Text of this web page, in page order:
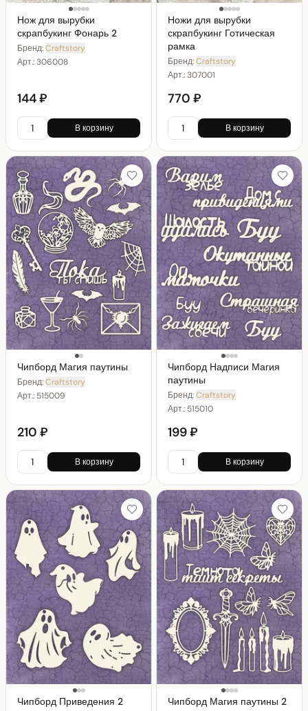
Нож для вырубки
скрапбукинг Фонарь 2
Бренд:Craftstory
Арт.:306008
144 ₽
В корзину
Ножи для вырубки
скрапбукинг Готическая
рамка
Бренд:Craftstory
Арт.:307001
770 ₽
В корзину
Чипборд Магия паутины
Бренд:Craftstory
Арт.: 515009
210 ₽
В корзину
Чипборд Надписи Магия
паутины
Бренд:Craftstory
Арт.: 515010
199 ₽
В корзину
Чипборд Приведения 2 Чипборд Магия паутины 2